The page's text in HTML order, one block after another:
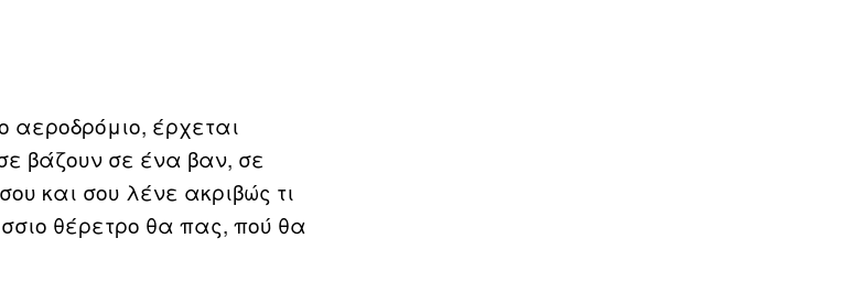
αεροδρόμιο, έρχεται
βάζουν σε ένα βαν, σε
και σου λένε ακριβώς τι
θέρετρο θα πας, πού θα